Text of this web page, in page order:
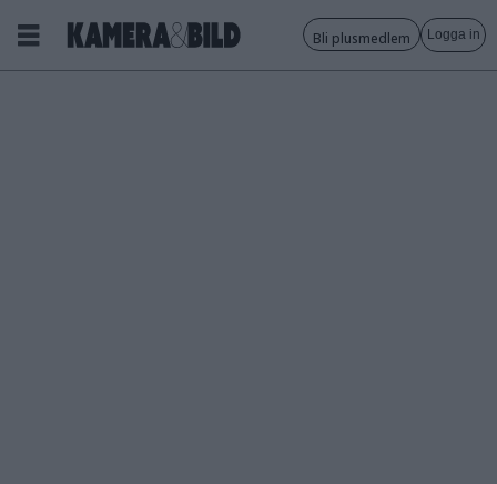
Bli plusmedlem Logga in